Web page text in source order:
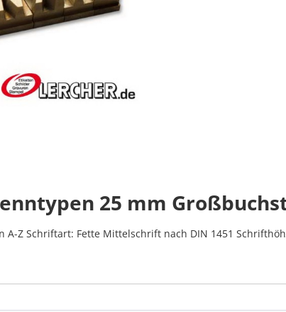
25 mm
A-Z Schriftart: Fette Mittelschrift nach DIN 1451